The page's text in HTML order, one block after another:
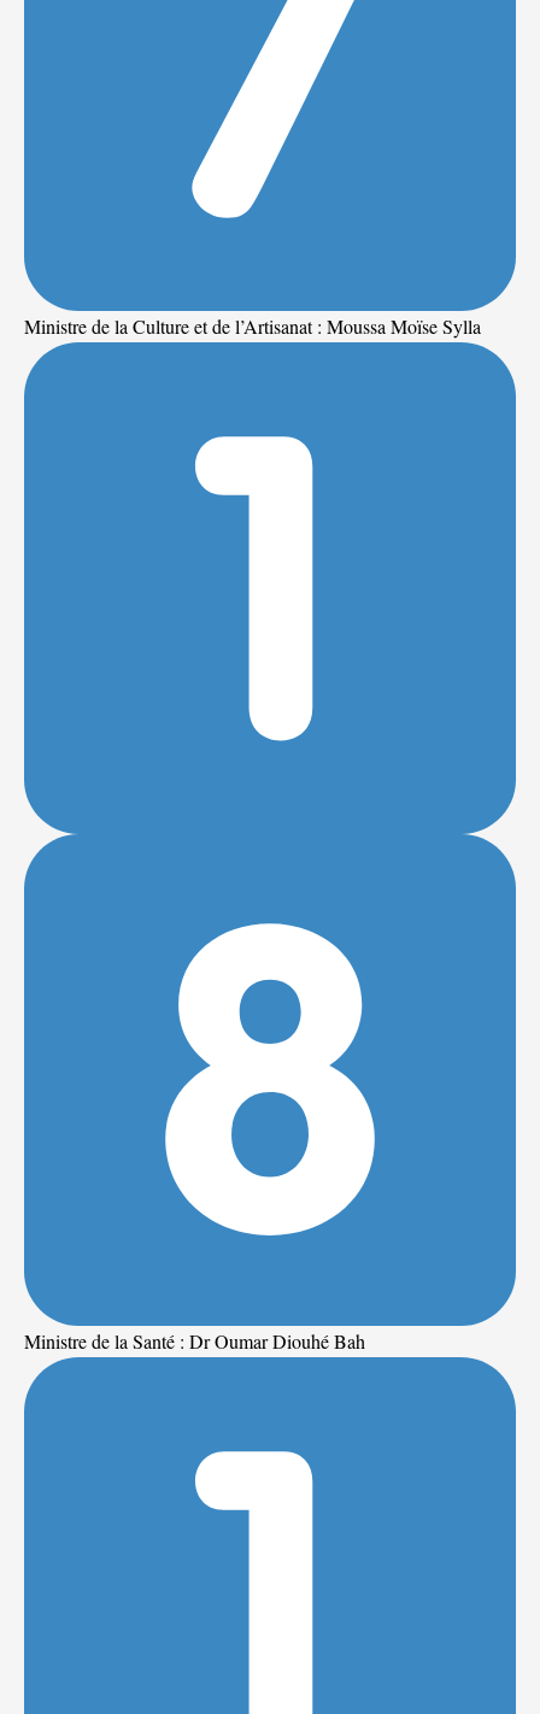
Ministre de la Culture et de l’Artisanat : Moussa Moïse Sylla
Ministre de la Santé : Dr Oumar Diouhé Bah